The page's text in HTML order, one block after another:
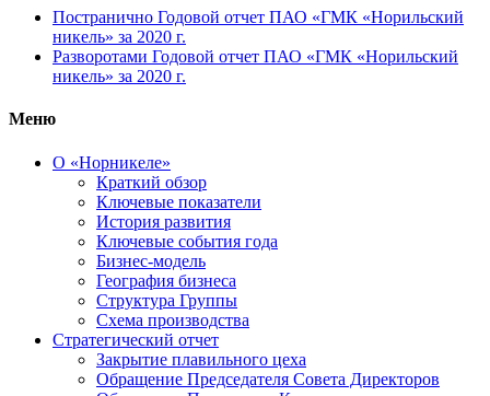
Постранично Годовой отчет ПАО «ГМК «Норильский
никель» за 2020 г.
Разворотами Годовой отчет ПАО «ГМК «Норильский
никель» за 2020 г.
Меню
О «Норникеле»
Краткий обзор
Ключевые показатели
История развития
Ключевые события года
Бизнес-модель
География бизнеса
Структура Группы
Схема производства
Стратегический отчет
Закрытие плавильного цеха
Обращение Председателя Совета Директоров